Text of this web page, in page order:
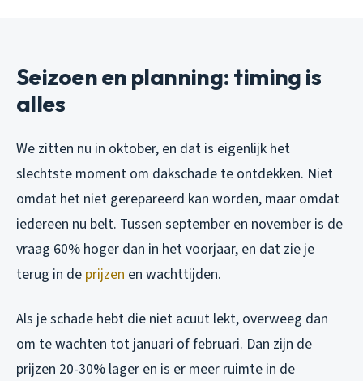
Seizoen en planning: timing is
alles
We zitten nu in oktober, en dat is eigenlijk het
slechtste moment om dakschade te ontdekken. Niet
omdat het niet gerepareerd kan worden, maar omdat
iedereen nu belt. Tussen september en november is de
vraag 60% hoger dan in het voorjaar, en dat zie je
terug in de prijzen en wachttijden.
Als je schade hebt die niet acuut lekt, overweeg dan
om te wachten tot januari of februari. Dan zijn de
prijzen 20-30% lager en is er meer ruimte in de